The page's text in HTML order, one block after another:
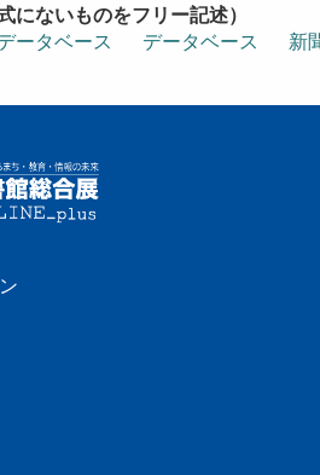
にないものをフリー記述）
ータベース
データベース 新